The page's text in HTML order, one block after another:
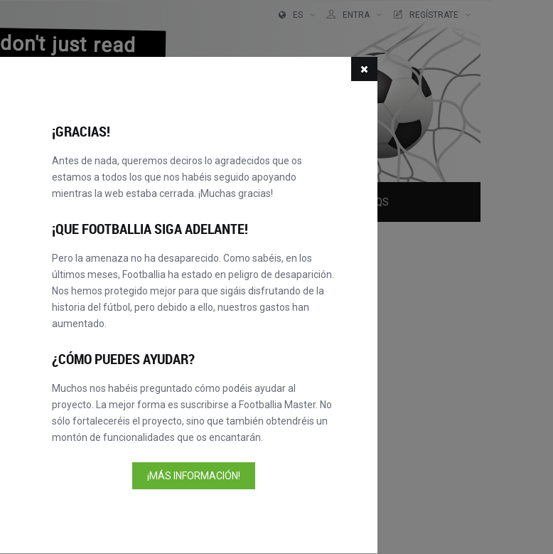
don't just read
ES ENTRA REGÍSTRATE
¡OBTÉN TU MASTER! FAQS
¡GRACIAS!
Antes de nada, queremos deciros lo agradecidos que os
estamos a todos los que nos habéis seguido apoyando
mientras la web estaba cerrada. ¡Muchas gracias!
¡QUE FOOTBALLIA SIGA ADELANTE!
Pero la amenaza no ha desaparecido. Como sabéis, en los
últimos meses, Footballia ha estado en peligro de desaparición.
Nos hemos protegido mejor para que sigáis disfrutando de la
historia del fútbol, pero debido a ello, nuestros gastos han
aumentado.
¿CÓMO PUEDES AYUDAR?
Muchos nos habéis preguntado cómo podéis ayudar al
proyecto. La mejor forma es suscribirse a Footballia Master. No
sólo fortaleceréis el proyecto, sino que también obtendréis un
montón de funcionalidades que os encantarán.
¡MÁS INFORMACIÓN!